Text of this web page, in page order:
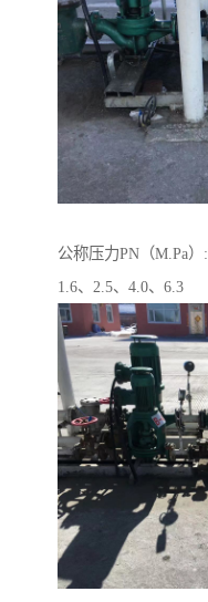
公称压力PN（M.Pa
1.6、2.5、4.0、6.3